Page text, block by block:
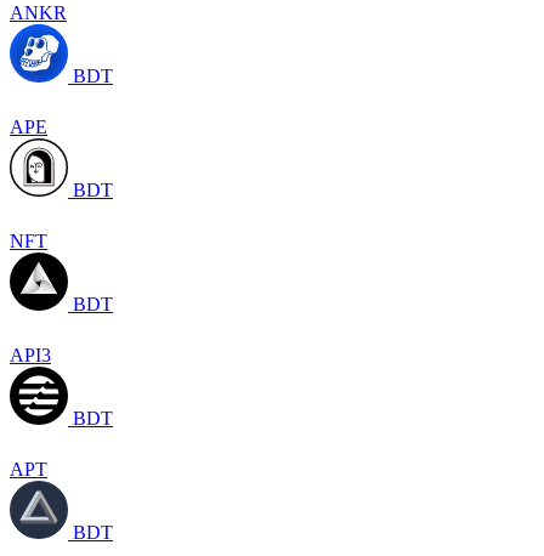
ANKR
BDT
APE
BDT
NFT
BDT
API3
BDT
APT
BDT